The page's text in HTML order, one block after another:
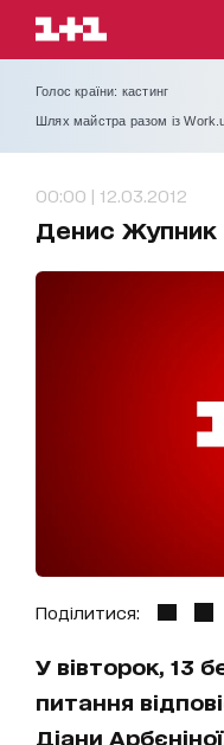
Голос країни: кастинг
Шлях майстра разом із
00:00 | 12.03.2012
Денис Жупник
Поділитися:
У вівторок, 13
питання
Діани